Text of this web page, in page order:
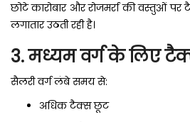
छोटे कारोबार और रोजमर्रा की वस्तुओं
लगातार उठती रही है।
3. मध्यम वर्ग के लिए
सैलरी वर्ग लंबे समय से:
अधिक टैक्स छूट